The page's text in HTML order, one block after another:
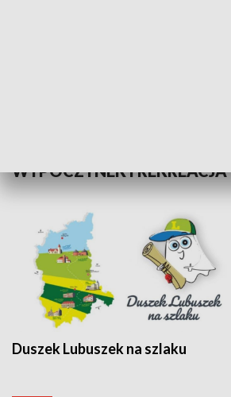
WYPOCZYNEK I REKREACJA
Duszek Lubuszek na szlaku